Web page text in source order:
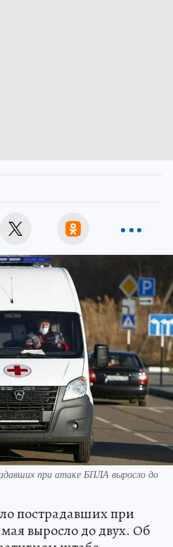
при атаке БПЛА выросло до
пострадавших при
выросло до двух. Об